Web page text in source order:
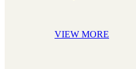
VIEW MORE